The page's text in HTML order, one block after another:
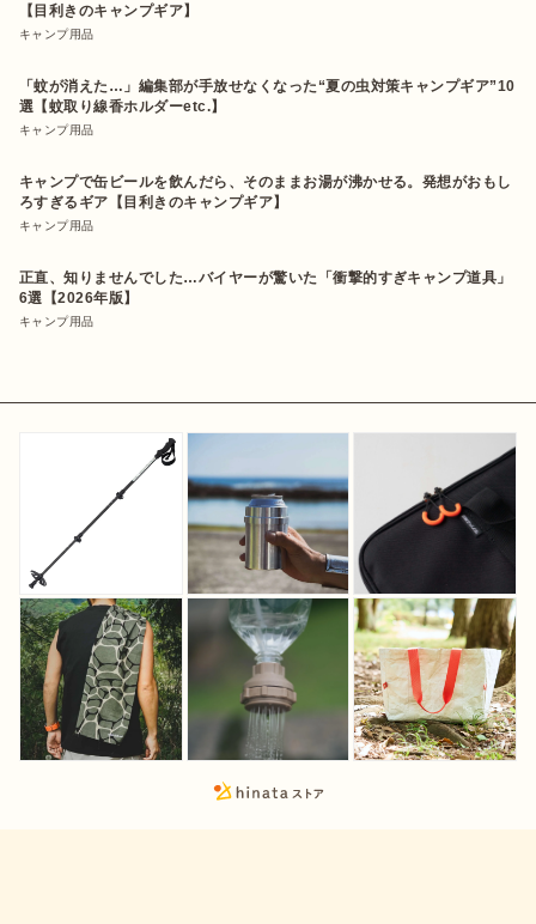
【目利きのキャンプギア】
キャンプ用品
「蚊が消えた…」編集部が手放せなくなった“夏の虫対策キャンプギア”10
選【蚊取り線香ホルダーetc.】
キャンプ用品
キャンプで缶ビールを飲んだら、そのままお湯が沸かせる。発想がおもし
ろすぎるギア【目利きのキャンプギア】
キャンプ用品
正直、知りませんでした…バイヤーが驚いた「衝撃的すぎキャンプ道具」
6選【2026年版】
キャンプ用品